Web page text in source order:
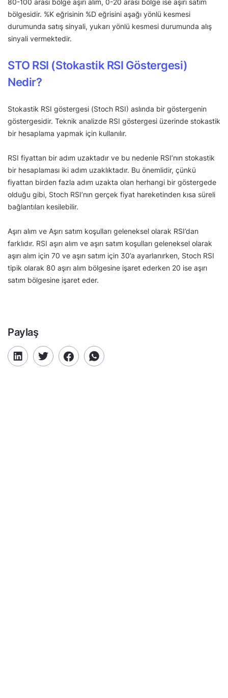
80-100 arası bölge aşırı alım, 0-20 arası bölge ise aşırı satım
bölgesidir. %K eğrisinin %D eğrisini aşağı yönlü kesmesi
durumunda satış sinyali, yukarı yönlü kesmesi durumunda alış
sinyali vermektedir.
STO RSI (Stokastik RSI Göstergesi)
Nedir?
Stokastik RSI göstergesi (Stoch RSI) aslında bir göstergenin
göstergesidir. Teknik analizde RSI göstergesi üzerinde stokastik
bir hesaplama yapmak için kullanılır.
RSI fiyattan bir adım uzaktadır ve bu nedenle RSI’nın stokastik
bir hesaplaması iki adım uzaklıktadır. Bu önemlidir, çünkü
fiyattan birden fazla adım uzakta olan herhangi bir göstergede
olduğu gibi, Stoch RSI’nın gerçek fiyat hareketinden kısa süreli
bağlantıları kesilebilir.
Aşırı alım ve Aşırı satım koşulları geleneksel olarak RSI’dan
farklıdır. RSI aşırı alım ve aşırı satım koşulları geleneksel olarak
aşırı alım için 70 ve aşırı satım için 30’a ayarlanırken, Stoch RSI
tipik olarak 80 aşırı alım bölgesine işaret ederken 20 ise aşırı
satım bölgesine işaret eder.
Paylaş